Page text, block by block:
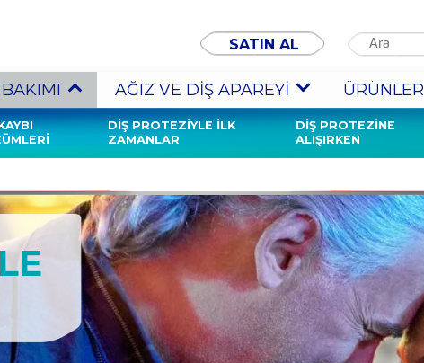
SATIN AL
DIŞ PROTEZIYLE İLK
ZAMANLAR
DIŞ PROTEZINE
ALIŞIRKEN
AĞIZ VE DIŞ APAREYI ÜRÜNLER